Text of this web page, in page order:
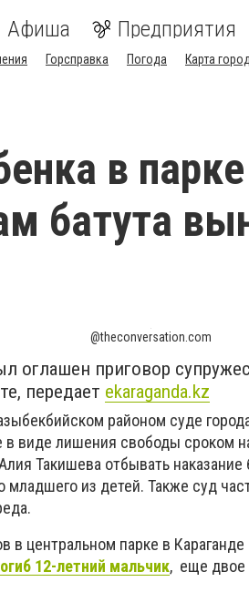
Афиша Предприятия
Горсправка Погода Карта
в
батута
@theconversation.com
оглашен приговор
передает ekaraganda.kz
районом суде
в виде лишения свободы сроком
Такишева отбывать
младшего из детей. Также суд
в центральном парке в
12-летний мальчик, еще двое